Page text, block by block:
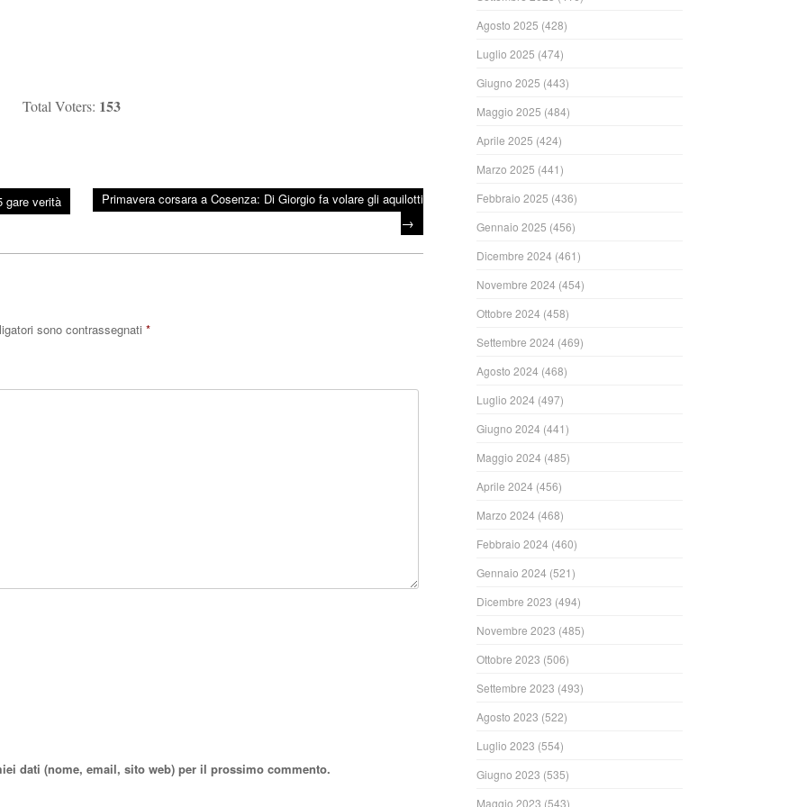
Total Voters: 153
gare verità Primavera corsara a Cosenza: Di Giorgio fa volare gli aquilotti
→
sono contrassegnati *
dati (nome, email, sito web) per il prossimo commento.
Agosto 2025 (428)
Luglio 2025 (474)
Giugno 2025 (443)
Maggio 2025 (484)
Aprile 2025 (424)
Marzo 2025 (441)
Febbraio 2025 (436)
Gennaio 2025 (456)
Dicembre 2024 (461)
Novembre 2024 (454)
Ottobre 2024 (458)
Settembre 2024 (469)
Agosto 2024 (468)
Luglio 2024 (497)
Giugno 2024 (441)
Maggio 2024 (485)
Aprile 2024 (456)
Marzo 2024 (468)
Febbraio 2024 (460)
Gennaio 2024 (521)
Dicembre 2023 (494)
Novembre 2023 (485)
Ottobre 2023 (506)
Settembre 2023 (493)
Agosto 2023 (522)
Luglio 2023 (554)
Giugno 2023 (535)
Maggio 2023 (543)